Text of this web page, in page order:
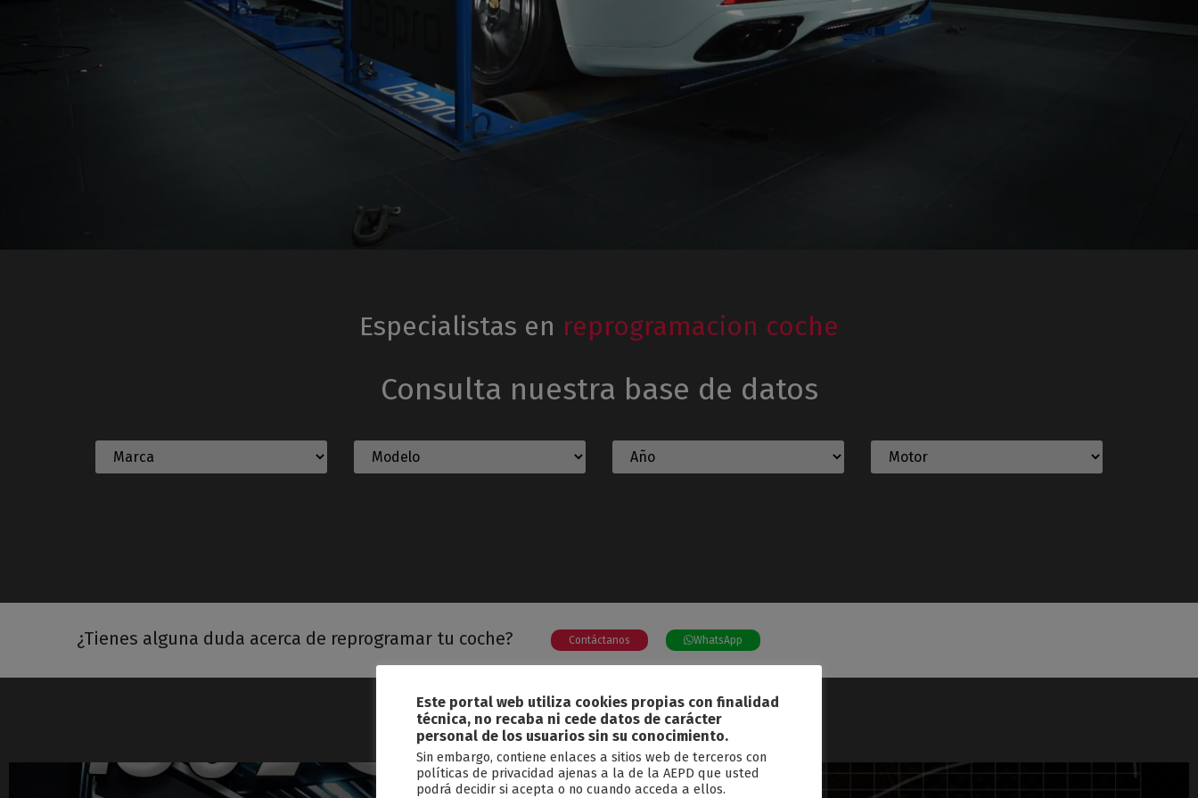
Especialistas en reprogramacion coche
Consulta nuestra base de datos
¿Tienes alguna duda acerca de reprogramar tu coche? Contáctanos WhatsApp
Blog
Este portal web utiliza cookies propias con finalidad
técnica, no recaba ni cede datos de carácter
personal de los usuarios sin su conocimiento.
Sin embargo, contiene enlaces a sitios web de terceros con
políticas de privacidad ajenas a la de la AEPD que usted
podrá decidir si acepta o no cuando acceda a ellos.